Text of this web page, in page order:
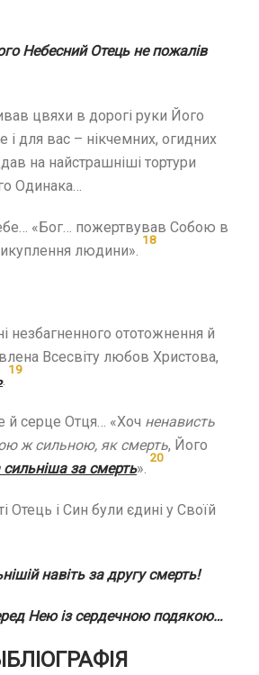
Небесний Отець не пожалів
цвяхи в дорогі руки Його
для вас – нікчемних, огидних
на найстрашніші тортури
Одинака…
«Бог… пожертвував Собою в
людини».
18
незбагненного ототожнення й
Всесвіту любов Христова,
.
19
й серце Отця… «Хоч ненависть
ж сильною, як смерть, Його
за смерть».
20
Отець і Син були єдині у Своїй
навіть за другу смерть!
Нею із сердечною подякою…